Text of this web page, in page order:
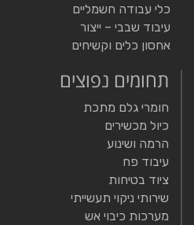
כלי עבודה חשמליים
עיבוד שבבי – ייצור
אחסון כלים וקשיחים
תחומים נפוצים
חומרי גלם מתכת
כיול מכשירים
הרמה ושינוע
עיבוד פח
ציוד בטיחות
שירותי ניקוי תעשייתי
מערכות כיבוי אש